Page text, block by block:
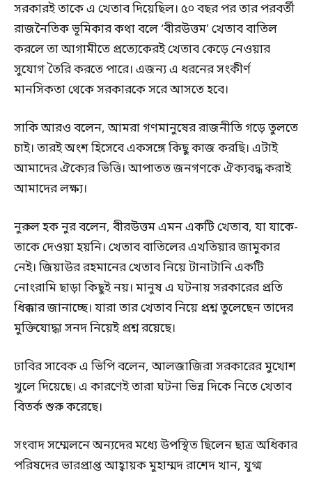
সরকারই তাকে এ খেতাব দিয়েছিল। ৫০ বছর পর তার পরবর্তী
রাজনৈতিক ভূমিকার কথা বলে ‘বীরউত্তম’ খেতাব বাতিল
করলে তা আগামীতে প্রত্যেকেরই খেতাব কেড়ে নেওয়ার
সুযোগ তৈরি করতে পারে। এজন্য এ ধরনের সংকীর্ণ
মানসিকতা থেকে সরকারকে সরে আসতে হবে।
সাকি আরও বলেন, আমরা গণমানুষের রাজনীতি গড়ে তুলতে
চাই। তারই অংশ হিসেবে একসঙ্গে কিছু কাজ করছি। এটাই
আমাদের ঐক্যের ভিত্তি। আপাতত জনগণকে ঐক্যবদ্ধ করাই
আমাদের লক্ষ্য।
নুরুল হক নুর বলেন, বীরউত্তম এমন একটি খেতাব, যা যাকে-
তাকে দেওয়া হয়নি। খেতাব বাতিলের এখতিয়ার জামুকার
নেই। জিয়াউর রহমানের খেতাব নিয়ে টানাটানি একটি
নোংরামি ছাড়া কিছুই নয়। মানুষ এ ঘটনায় সরকারের প্রতি
ধিক্কার জানাচ্ছে। যারা তার খেতাব নিয়ে প্রশ্ন তুলেছেন তাদের
মুক্তিযোদ্ধা সনদ নিয়েই প্রশ্ন রয়েছে।
ঢাবির সাবেক এ ভিপি বলেন, আলজাজিরা সরকারের মুখোশ
খুলে দিয়েছে। এ কারণেই তারা ঘটনা ভিন্ন দিকে নিতে খেতাব
বিতর্ক শুরু করেছে।
সংবাদ সম্মেলনে অন্যদের মধ্যে উপস্থিত ছিলেন ছাত্র অধিকার
পরিষদের ভারপ্রাপ্ত আহ্বায়ক মুহাম্মদ রাশেদ খান, যুগ্ম